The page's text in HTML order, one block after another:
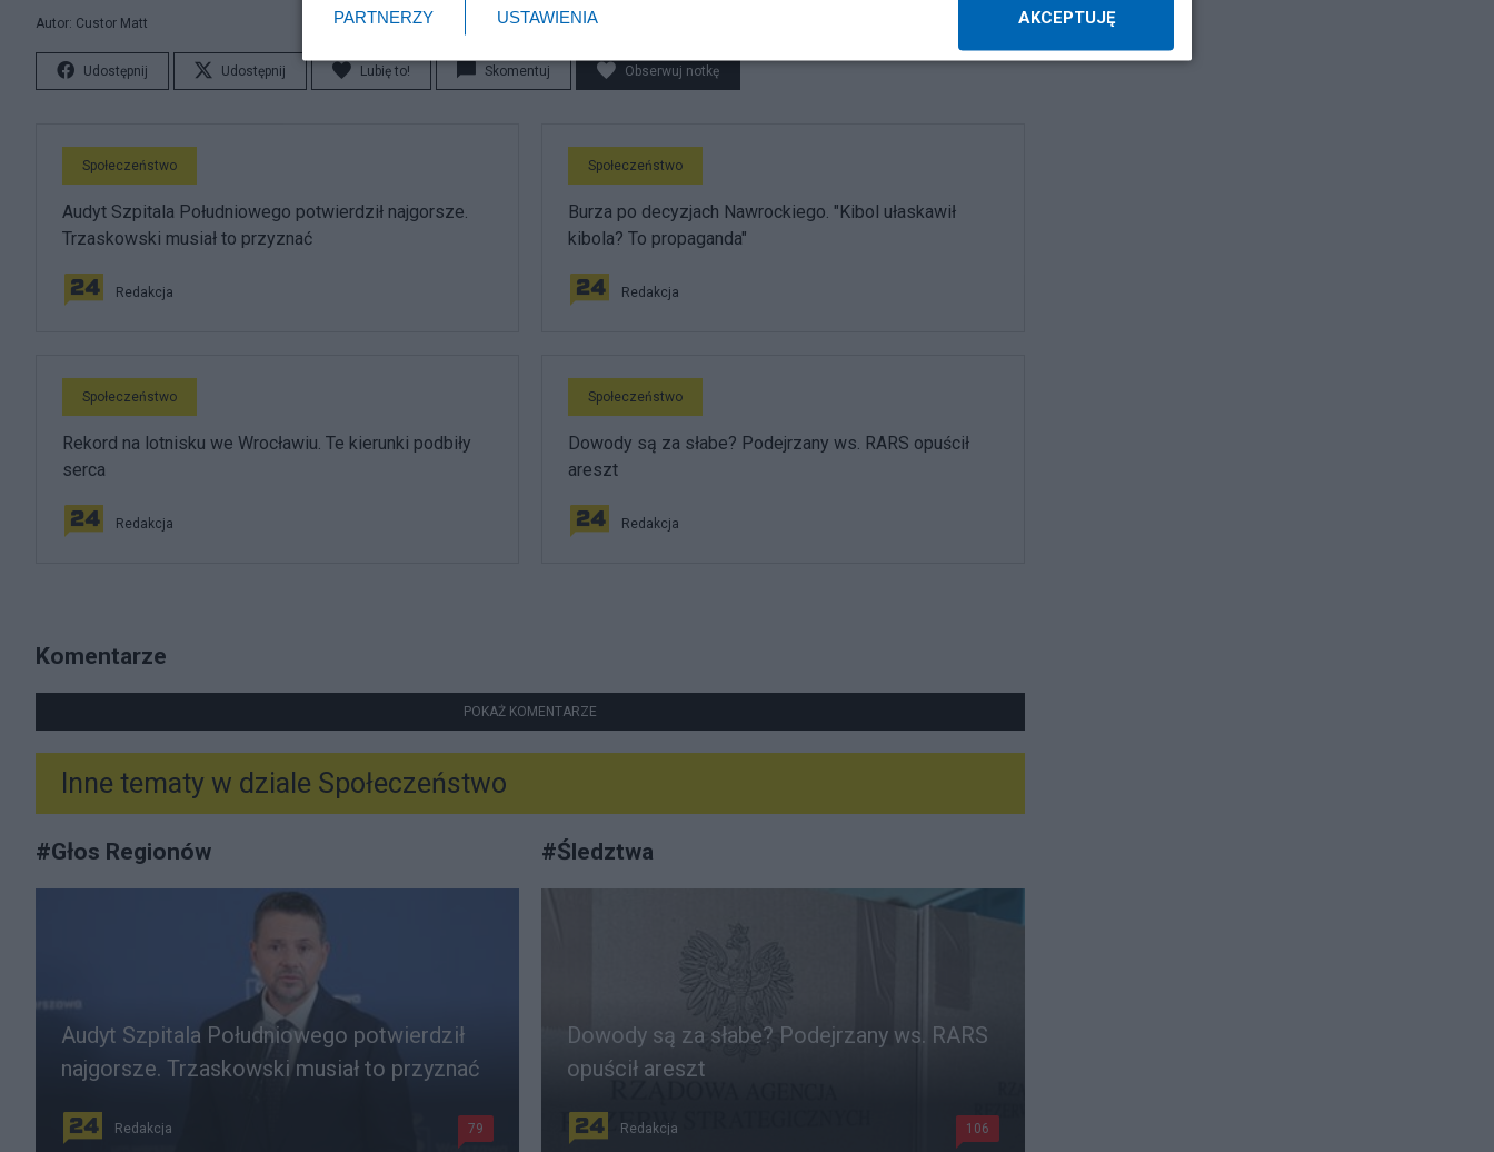
Autor: Custor Matt
Udostępnij Udostępnij Lubię to! Skomentuj Obserwuj notkę
Społeczeństwo
Audyt Szpitala Południowego potwierdził najgorsze.
Trzaskowski musiał to przyznać
Redakcja
Społeczeństwo
Burza po decyzjach Nawrockiego. "Kibol ułaskawił
kibola? To propaganda"
Redakcja
Społeczeństwo
Rekord na lotnisku we Wrocławiu. Te kierunki podbiły
serca
Redakcja
Społeczeństwo
Dowody są za słabe? Podejrzany ws. RARS opuścił
areszt
Redakcja
Komentarze
POKAŻ KOMENTARZE
Inne tematy w dziale Społeczeństwo
#Głos Regionów
Audyt Szpitala Południowego potwierdził
najgorsze. Trzaskowski musiał to przyznać
Redakcja 79
#Śledztwa
Dowody są za słabe? Podejrzany ws. RARS
opuścił areszt
Redakcja 106
PARTNERZY USTAWIENIA AKCEPTUJĘ